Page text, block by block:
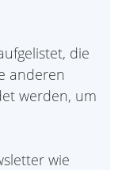
die
anderen
werden, um
wie